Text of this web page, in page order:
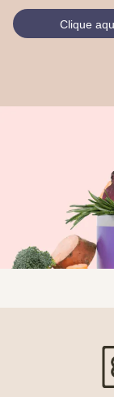
Clique